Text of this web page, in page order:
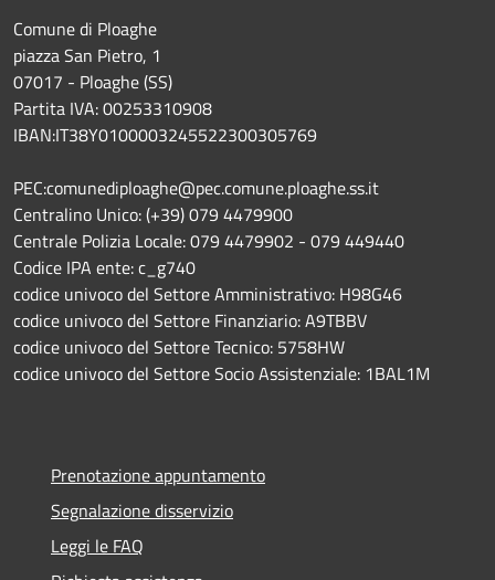
Comune di Ploaghe
piazza San Pietro, 1
07017 - Ploaghe (SS)
Partita IVA: 00253310908
IBAN:IT38Y0100003245522300305769
PEC:comunediploaghe@pec.comune.ploaghe.ss.it
Centralino Unico: (+39) 079 4479900
Centrale Polizia Locale: 079 4479902 - 079 449440
Codice IPA ente: c_g740
codice univoco del Settore Amministrativo: H98G46
codice univoco del Settore Finanziario: A9TBBV
codice univoco del Settore Tecnico: 5758HW
codice univoco del Settore Socio Assistenziale: 1BAL1M
Prenotazione appuntamento
Segnalazione disservizio
Leggi le FAQ